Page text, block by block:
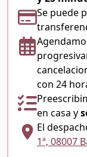
Se puede
con 24
en casa y
El
1ª, 08007